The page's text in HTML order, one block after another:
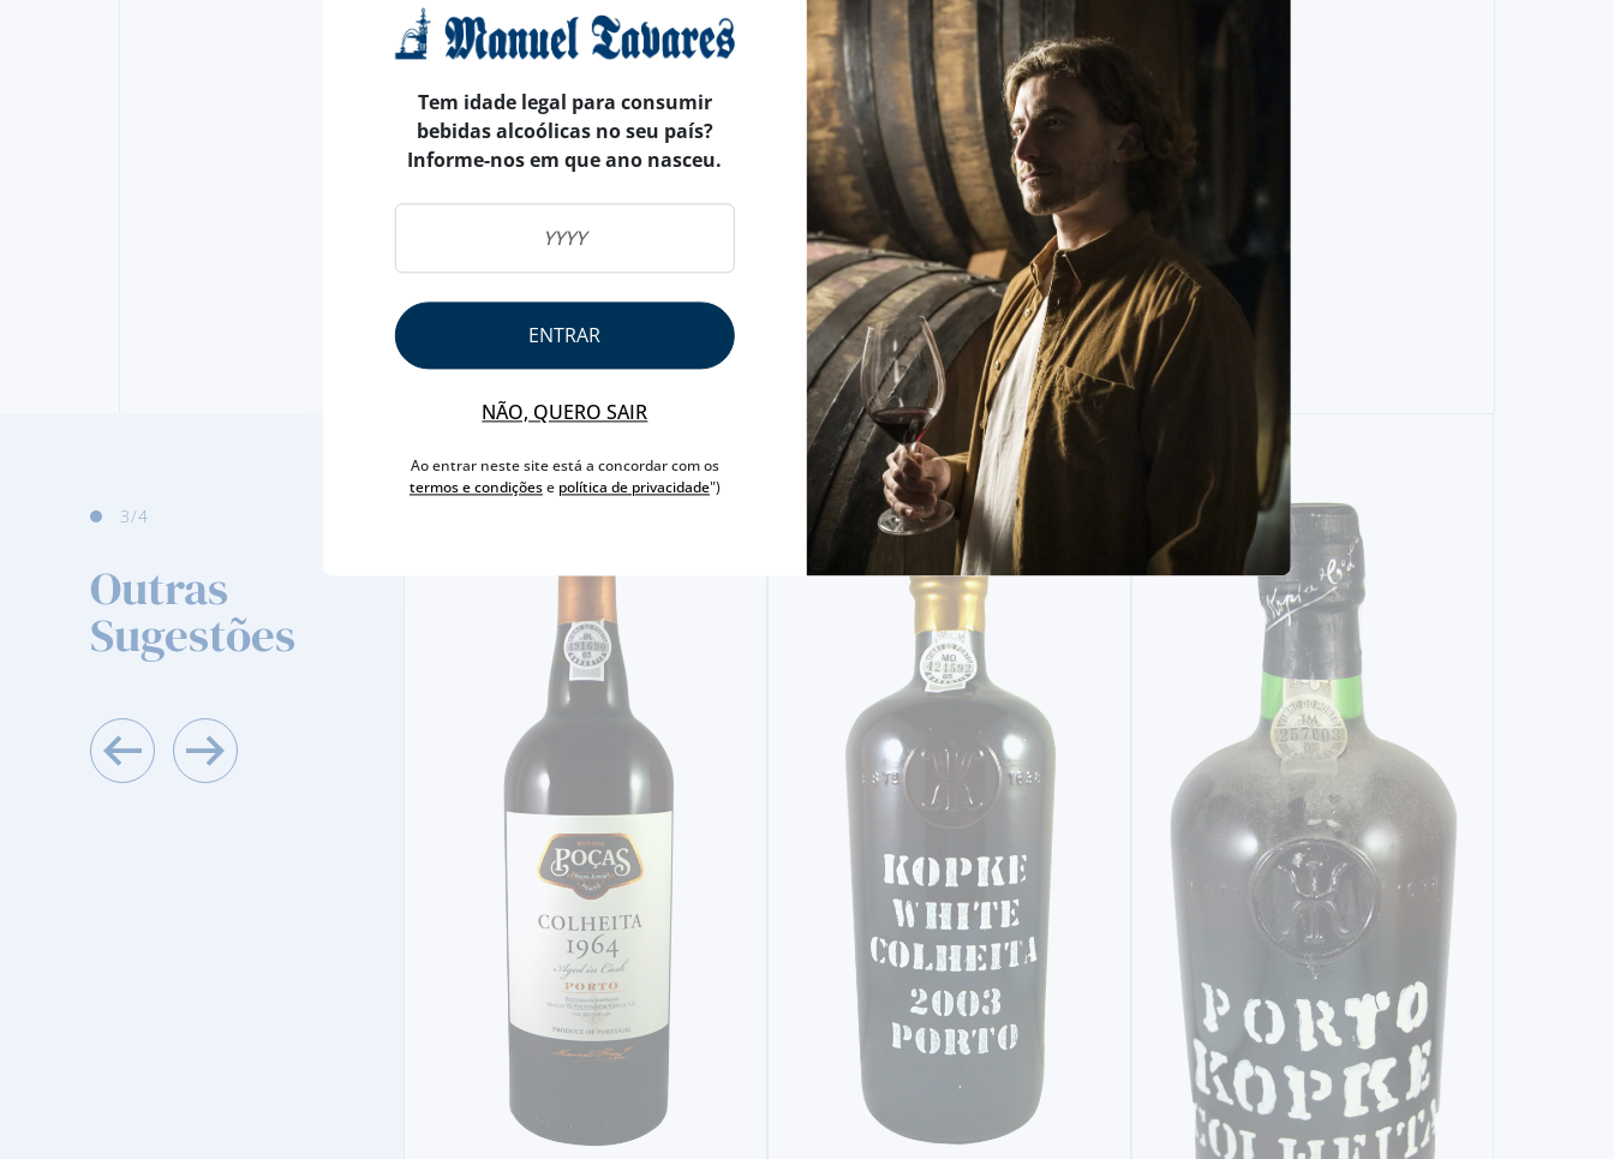
4/4
Outras
Sugestões
Tem idade legal para consumir
bebidas alcoólicas no seu país?
Informe-nos em que ano nasceu.
ENTRAR
NÃO, QUERO SAIR
Ao entrar neste site está a concordar com os
termos e condiçõese política de privacidade")